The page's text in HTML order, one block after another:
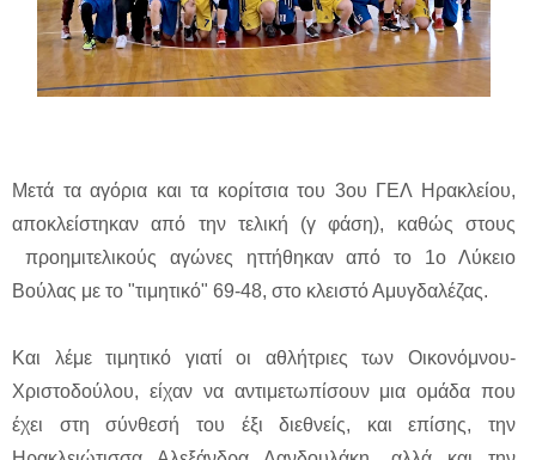
Μετά τα αγόρια και τα κορίτσια του 3ου ΓΕΛ Ηρακλείου,
αποκλείστηκαν από την τελική (γ φάση), καθώς στους
προημιτελικούς αγώνες ηττήθηκαν από το 1ο Λύκειο
Βούλας με το "τιμητικό" 69-48, στο κλειστό Αμυγδαλέζας.
Και λέμε τιμητικό γιατί οι αθλήτριες των Οικονόμνου-
Χριστοδούλου, είχαν να αντιμετωπίσουν μια ομάδα που
έχει στη σύνθεσή του έξι διεθνείς, και επίσης, την